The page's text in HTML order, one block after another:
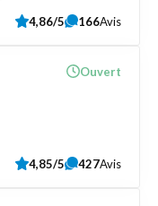
4,86/5 166Avis
Ouvert
4,85/5 427Avis